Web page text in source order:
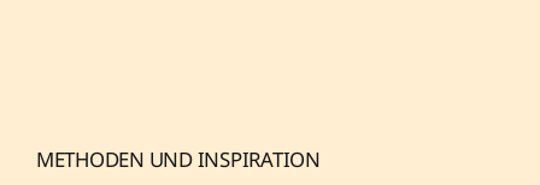
METHODEN UND INSPIRATION